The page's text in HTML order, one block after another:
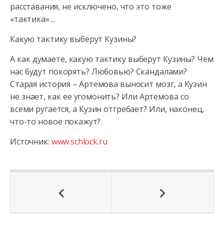
расставания, не исключено, что это тоже
«тактика»…
Какую тактику выберут Кузины?
А как думаете, какую тактику выберут Кузины? Чем
нас будут покорять? Любовью? Скандалами?
Старая история – Артемова выносит мозг, а Кузин
не знает, как ее угомонить? Или Артемова со
всеми ругается, а Кузин отгребает? Или, наконец,
что-то новое покажут?
Источник: www.schlock.ru